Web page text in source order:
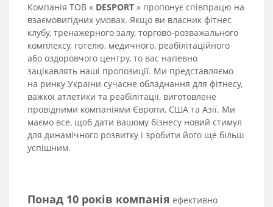
Компанія ТОВ « DESPORT » пропонує співпрацю на
взаємовигідних умовах. Якщо ви власник фітнес
клубу, тренажерного залу, торгово-розважального
комплексу, готелю, медичного, реабілітаційного
або оздоровчого центру, то вас напевно
зацікавлять наші пропозиції. Ми представляємо
на ринку України сучасне обладнання для фітнесу,
важкої атлетики та реабілітації, виготовлене
провідними компаніями Європи, США та Азії. Ми
маємо все, щоб дати вашому бізнесу новий стимул
для динамічного розвитку і зробити його ще більш
успішним.
Понад 10 років компанія ефективно